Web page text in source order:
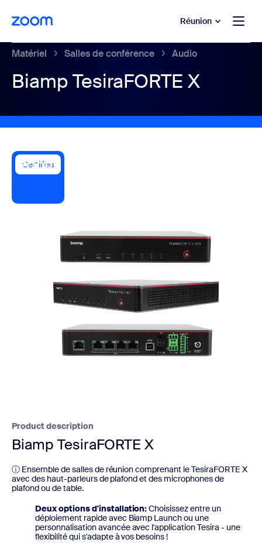
contenu principal
au chat d’aide Réunion
Matériel Salles de conférence Audio
Biamp TesiraFORTE X
Certified
Product description
Biamp TesiraFORTE X
ⓘ Ensemble de salles de réunion comprenant le TesiraFORTE X
avec des haut-parleurs de plafond et des microphones de
plafond ou de table.
Deux options d'installation:Choisissez entre un
déploiement rapide avec Biamp Launch ou une
personnalisation avancée avec l'application Tesira - une
flexibilité qui s'adapte à vos besoins !